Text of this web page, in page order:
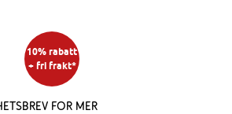
10% rabatt
+ fri frakt*
for mer